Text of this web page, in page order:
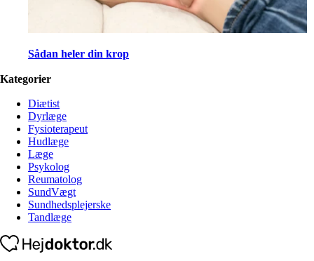
Sådan heler din krop
Kategorier
Diætist
Dyrlæge
Fysioterapeut
Hudlæge
Læge
Psykolog
Reumatolog
SundVægt
Sundhedsplejerske
Tandlæge